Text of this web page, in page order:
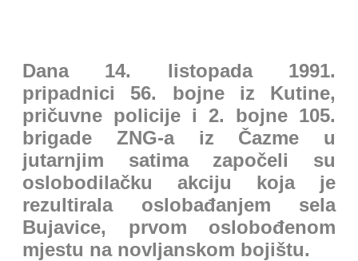
Dana 14. listopada 1991.
pripadnici 56. bojne iz Kutine,
pričuvne policije i 2. bojne 105.
brigade ZNG-a iz Čazme u
jutarnjim satima započeli su
oslobodilačku akciju koja je
rezultirala oslobađanjem sela
Bujavice, prvom oslobođenom
mjestu na novljanskom bojištu.